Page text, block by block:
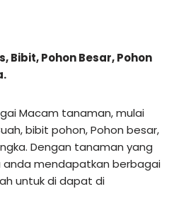
Bibit, Pohon Besar, Pohon
Macam tanaman, mulai
bibit pohon, Pohon besar,
Dengan tanaman yang
mendapatkan berbagai
untuk di dapat di